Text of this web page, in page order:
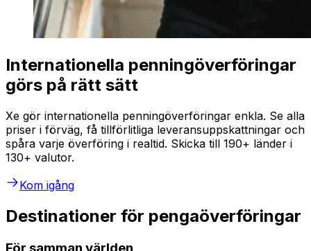
Internationella penningöverföringar
görs på rätt sätt
Xe gör internationella penningöverföringar enkla. Se alla
priser i förväg, få tillförlitliga leveransuppskattningar och
spåra varje överföring i realtid. Skicka till 190+ länder i
130+ valutor.
Kom igång
Destinationer för pengaöverföringar
För samman världen